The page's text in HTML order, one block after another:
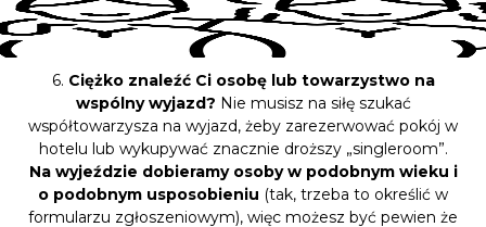
6. Ciężko znaleźć Ci osobę lub towarzystwo na
wspólny wyjazd? Nie musisz na siłę szukać
współtowarzysza na wyjazd, żeby zarezerwować pokój w
hotelu lub wykupywać znacznie droższy „singleroom”.
Na wyjeździe dobieramy osoby w podobnym wieku i
o podobnym usposobieniu (tak, trzeba to określić w
formularzu zgłoszeniowym), więc możesz być pewien że